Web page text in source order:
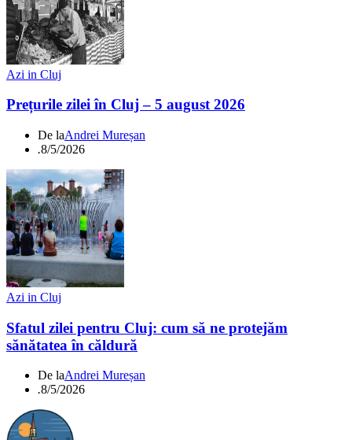
Azi in Cluj
Prețurile zilei în Cluj – 5 august 2026
De laAndrei Mureșan
.8/5/2026
Azi in Cluj
Sfatul zilei pentru Cluj: cum să ne protejăm
sănătatea în căldură
De laAndrei Mureșan
.8/5/2026